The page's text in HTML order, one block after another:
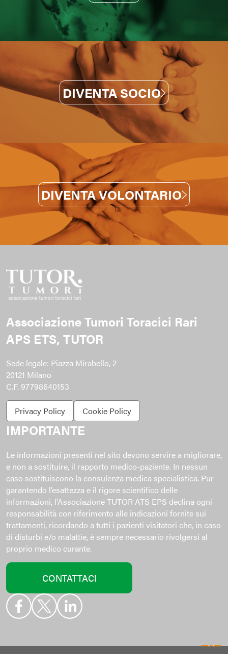
DIVENTA SOCIO
DIVENTA VOLONTARIO
Associazione Tumori Toracici Rari
APS ETS, TUTOR
Sede legale: Piazza Mirabello, 2
20121 Milano
C.F. 97798640153
Privacy Policy Cookie Policy
IMPORTANTE
Le informazioni presenti nel sito devono servire a migliorare,
e non a sostituire, il rapporto medico-paziente. In nessun
caso sostituiscono la consulenza medica specialistica. Pur
garantendo l’esattezza e il rigore scientifico delle
informazioni, l’Associazione TUTOR ATS EPS declina ogni
responsabilità con riferimento alle indicazioni fornite sui
trattamenti, ricordando a tutti i pazienti visitatori che, in caso
di disturbi e/o malattie, è sempre necessario rivolgersi al
proprio medico curante.
CONTATTACI